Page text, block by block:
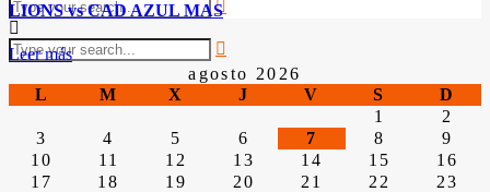
LIONS vs CAD AZUL MAS
Leer más
agosto 2026
L
M X J V S D
1
2
3
4 5 6 7 8
9
10
11 12 13 14 15
16
17
18 19 20 21 22
23